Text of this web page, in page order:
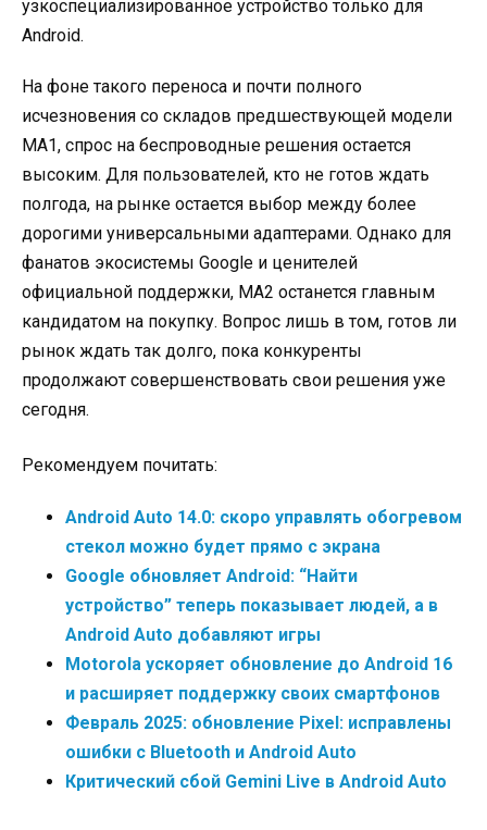
узкоспециализированное устройство только для
Android.
На фоне такого переноса и почти полного
исчезновения со складов предшествующей модели
MA1, спрос на беспроводные решения остается
высоким. Для пользователей, кто не готов ждать
полгода, на рынке остается выбор между более
дорогими универсальными адаптерами. Однако для
фанатов экосистемы Google и ценителей
официальной поддержки, MA2 останется главным
кандидатом на покупку. Вопрос лишь в том, готов ли
рынок ждать так долго, пока конкуренты
продолжают совершенствовать свои решения уже
сегодня.
Рекомендуем почитать:
Android Auto 14.0: скоро управлять обогревом
стекол можно будет прямо с экрана
Google обновляет Android: “Найти
устройство” теперь показывает людей, а в
Android Auto добавляют игры
Motorola ускоряет обновление до Android 16
и расширяет поддержку своих смартфонов
Февраль 2025: обновление Pixel: исправлены
ошибки с Bluetooth и Android Auto
Критический сбой Gemini Live в Android Auto